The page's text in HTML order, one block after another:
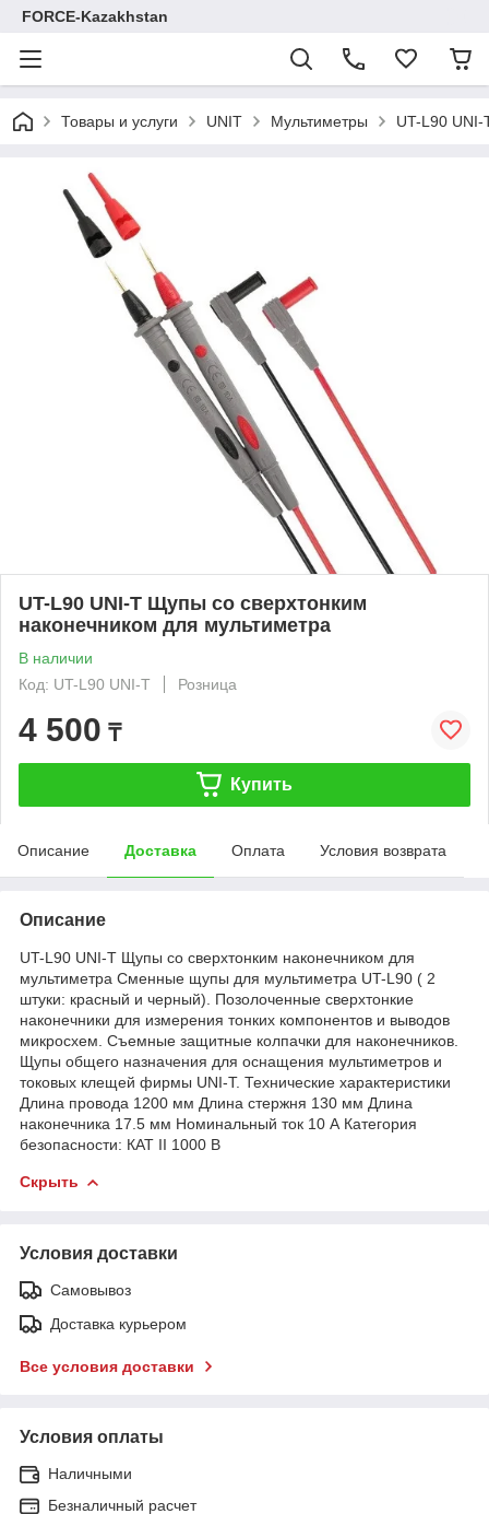
FORCE-Kazakhstan
Товары и услуги UNIT Мультиметры UT-L90
UT-L90 UNI-T Щупы cо сверхтонким
наконечником для мультиметра
В наличии
Код: UT-L90 UNI-T
Розница
4 500 ₸
Купить
Описание Доставка Оплата Условия возврата
Описание
UT-L90 UNI-T Щупы cо сверхтонким наконечником для
мультиметра Сменные щупы для мультиметра UT-L90 ( 2
штуки: красный и черный). Позолоченные сверхтонкие
наконечники для измерения тонких компонентов и выводов
микросхем. Съемные защитные колпачки для наконечников.
Щупы общего назначения для оснащения мультиметров и
токовых клещей фирмы UNI-T. Технические характеристики
Длина провода 1200 мм Длина стержня 130 мм Длина
наконечника 17.5 мм Номинальный ток 10 А Категория
безопасности: КАТ II 1000 В
Скрыть
Условия доставки
Самовывоз
Доставка курьером
Все условия доставки
Условия оплаты
Наличными
Безналичный расчет